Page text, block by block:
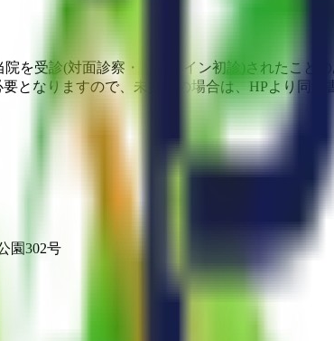
を受診(対面診察・オンライン初診)されたこと
となりますので、未提出の場合は、HPより同
園302号